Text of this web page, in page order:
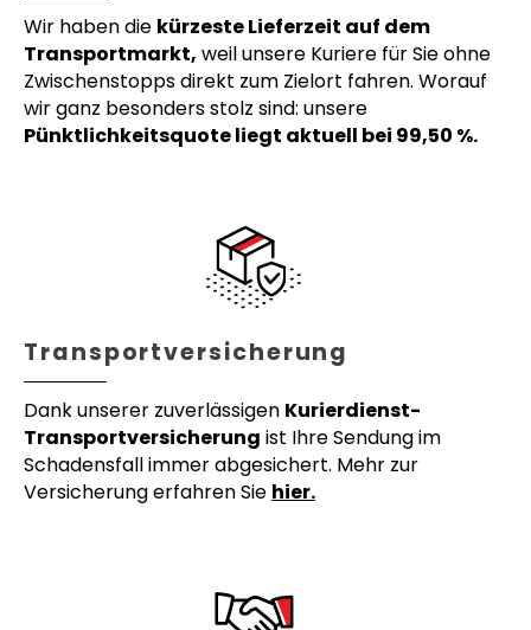
Wir haben die kürzeste Lieferzeit auf dem
Transportmarkt, weil unsere Kuriere für Sie ohne
Zwischenstopps direkt zum Zielort fahren. Worauf
wir ganz besonders stolz sind: unsere
Pünktlichkeitsquote liegt aktuell bei 99,50 %.
Transportversicherung
Dank unserer zuverlässigen Kurierdienst-
Transportversicherung ist Ihre Sendung im
Schadensfall immer abgesichert. Mehr zur
Versicherung erfahren Sie hier.